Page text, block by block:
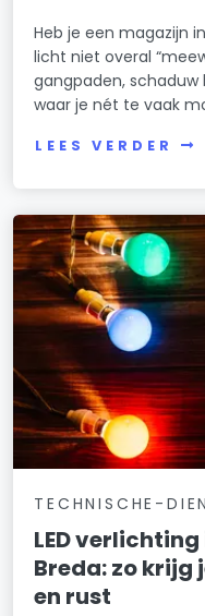
Heb je een magazijn
licht niet overal
gangpaden, schaduw
waar je nét te vaak
LEES VERDER
TECHNISCHE-
LED
Breda: zo
en rust